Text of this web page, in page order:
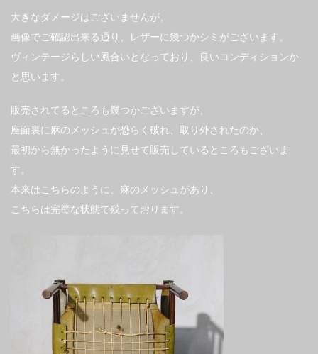
大きなダメージはございませんが、
画像でご確認出来る通り、レザーに幾つかシミがございます。
ヴィンテージらしい風合いとなっており、良いコンディションか
と思います。
販売されてるところも幾つかございますが、
座面裏に麻のメッシュが恐らく破れ、取り外されたのか、
最初から無かったように見せて販売しているところもございま
す。
本来はこちらのように、麻のメッシュがあり、
こちらは完璧な状態で残っております。